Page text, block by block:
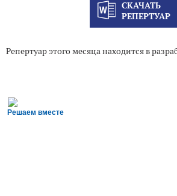
СКАЧАТЬ
РЕПЕРТУАР
Репертуар этого месяца находится в
Решаем вместе